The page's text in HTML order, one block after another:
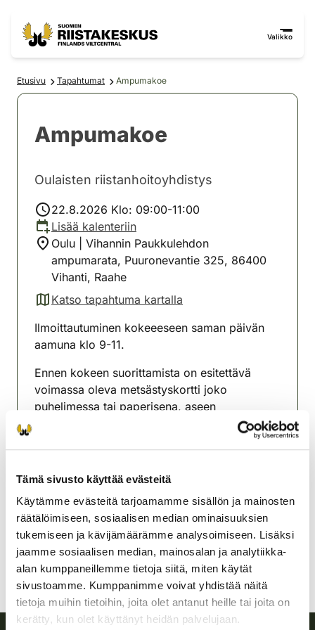
Tämä sivusto käyttää evästeitä
Käytämme evästeitä tarjoamamme sisällön ja mainosten
räätälöimiseen, sosiaalisen median ominaisuuksien
tukemiseen ja kävijämäärämme analysoimiseen. Lisäksi
jaamme sosiaalisen median, mainosalan ja analytiikka-
alan kumppaneillemme tietoja siitä, miten käytät
sivustoamme. Kumppanimme voivat yhdistää näitä
tietoja muihin tietoihin, joita olet antanut heille tai joita on
kerätty, kun olet käyttänyt heidän palvelujaan.
Valikko
Etusivu Tapahtumat Ampumakoe
Ampumakoe
Oulaisten riistanhoitoyhdistys
22.8.2026 Klo: 09:00-11:00
Lisää kalenteriin
Oulu | Vihannin Paukkulehdon
ampumarata, Puuronevantie 325, 86400
Vihanti, Raahe
Katso tapahtuma kartalla
(avautuu uuteen välilehteen)
Ilmoittautuminen kokeeeseen saman päivän
aamuna klo 9-11.
Ennen kokeen suorittamista on esitettävä
voimassa oleva metsästyskortti joko
puhelimessa tai paperisena, aseen
hallussapitolupa aseeseen, jolla ammutaan ja
Oulaisten riistanhoitoyhdistys
0500-281874
oulainen@rhy.riista.fi